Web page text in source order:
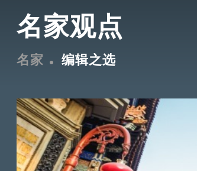
名家观点
名家 编辑之选